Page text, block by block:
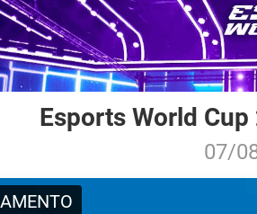
Esports World
07/